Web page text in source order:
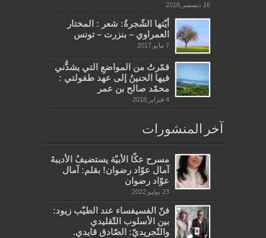
16 ديسمبر,2018
أيّتها الشّجرةُ: شعر : المختار
العمراوي – بنزرت – تونس
7 مايو,2017
قمّرتُ من المواضعِ التي يشدُّني
فيها الحنينُ إلى عهد طفولتي :
محمّد صالح بن عمر
4 فبراير,2018
آخر المنشورات
مسرح عكّا الأبيّة يستضيفُ الأديبةَ
آمال عوّاد رضوان! بقلم: آمال
عوّاد رضوان
23 يوليو,2022
فنّ الفسيفساء عند الطيّب زيود:
بين الأسلوب التّقليدي
والتّجريديّ: الصّادق قايدي.